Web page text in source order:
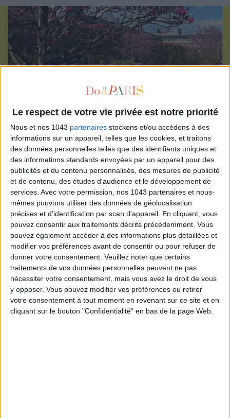
Le respect de votre vie privée est notre priorité
Nous et nos 1043 partenaires stockons et/ou accédons à des
informations sur un appareil, telles que les cookies, et traitons
des données personnelles telles que des identifiants uniques et
des informations standards envoyées par un appareil pour des
publicités et du contenu personnalisés, des mesures de publicité
et de contenu, des études d'audience et le développement de
services. Avec votre permission, nos 1043 partenaires et nous-
mêmes pouvons utiliser des données de géolocalisation
précises et d’identification par scan d'appareil. En cliquant, vous
pouvez consentir aux traitements décrits précédemment. Vous
pouvez également accéder à des informations plus détaillées et
modifier vos préférences avant de consentir ou pour refuser de
donner votre consentement. Veuillez noter que certains
traitements de vos données personnelles peuvent ne pas
nécessiter votre consentement, mais vous avez le droit de vous
y opposer. Vous pouvez modifier vos préférences ou retirer
votre consentement à tout moment en revenant sur ce site et en
cliquant sur le bouton "Confidentialité" en bas de la page Web.
Subscribe for our newsletter
SUBSCRIBE
ADOPT PARFUMS IS REVOLUTIONIZING AFFORDABLE MADE-IN-FRANCE
FRAGRANCES